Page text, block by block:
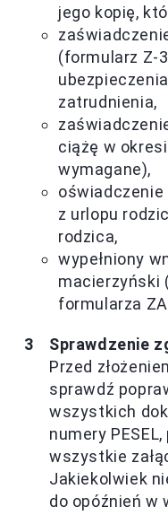
jego kopię,
(formularz Z-
zatrudnienia,
ciążę w
wymagane),
oświadczenie
z urlopu
rodzica,
wypełniony
macierzyński
formularza
Sprawdzenie
Przed
sprawdź
wszystkich
numery
wszystkie
Jakiekolwiek
do opóźnień w